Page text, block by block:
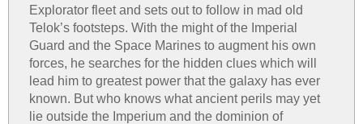
Explorator fleet and sets out to follow in mad old
Telok’s footsteps. With the might of the Imperial
Guard and the Space Marines to augment his own
forces, he searches for the hidden clues which will
lead him to greatest power that the galaxy has ever
known. But who knows what ancient perils may yet
lie outside the Imperium and the dominion of